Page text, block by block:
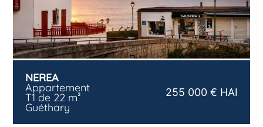
NEREA
Appartement
T1 de 22 m²
Guéthary
255 000 € HAI